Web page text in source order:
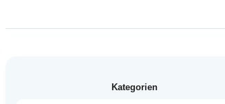
Kategorien